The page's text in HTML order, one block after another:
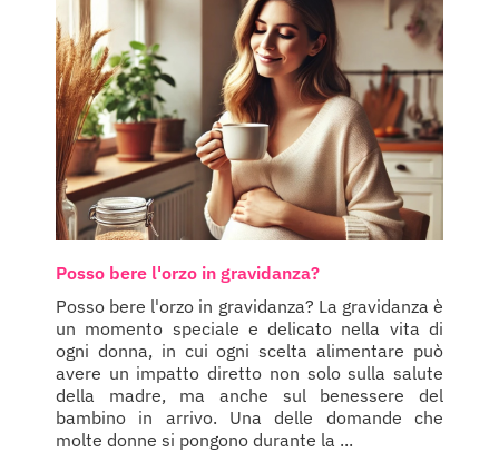
Posso bere l'orzo in gravidanza?
Posso bere l'orzo in gravidanza? La gravidanza è
un momento speciale e delicato nella vita di
ogni donna, in cui ogni scelta alimentare può
avere un impatto diretto non solo sulla salute
della madre, ma anche sul benessere del
bambino in arrivo. Una delle domande che
molte donne si pongono durante la ...